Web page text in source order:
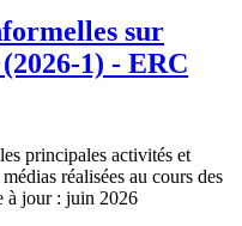
sur
1) - ERC
principales activités et
réalisées au cours des
à jour : juin 2026